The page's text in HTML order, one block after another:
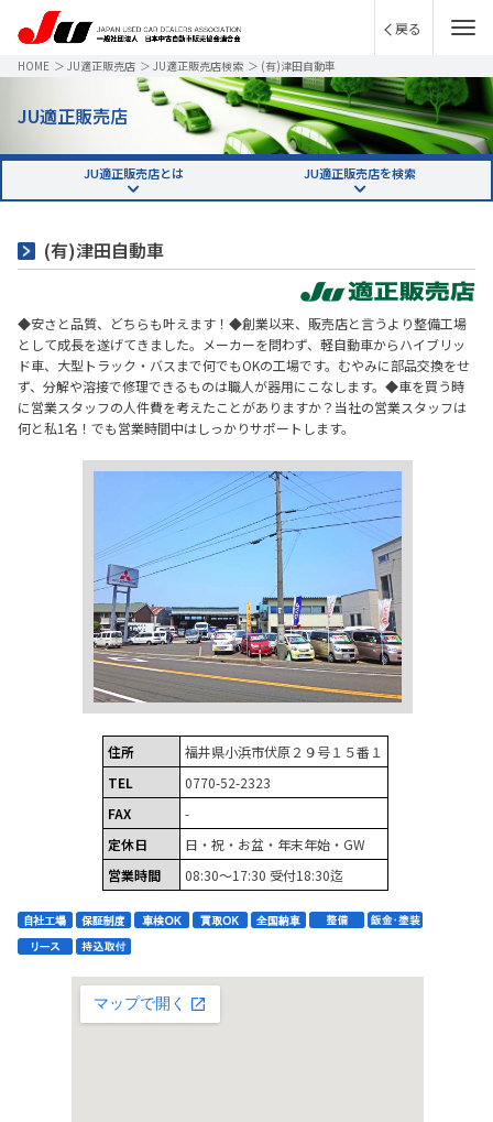
戻る
HOME ＞ JU適正販売店 ＞ JU適正販売店検索 ＞ (有)津田自動車
JU適正販売店
JU適正販売店とは JU適正販売店を検索
(有)津田自動車
◆安さと品質、どちらも叶えます！◆創業以来、販売店と言うより整備工場
として成長を遂げてきました。メーカーを問わず、軽自動車からハイブリッ
ド車、大型トラック・バスまで何でもOKの工場です。むやみに部品交換をせ
ず、分解や溶接で修理できるものは職人が器用にこなします。◆車を買う時
に営業スタッフの人件費を考えたことがありますか？当社の営業スタッフは
何と私1名！でも営業時間中はしっかりサポートします。
住所
福井県小浜市伏原２９号１５番１
TEL
0770-52-2323
FAX
-
定休日
日・祝・お盆・年末年始・GW
営業時間
08:30～17:30 受付18:30迄